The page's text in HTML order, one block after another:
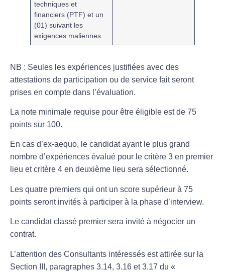
techniques et
financiers (PTF) et un
(01) suivant les
exigences maliennes.
NB : Seules les expériences justifiées avec des
attestations de participation ou de service fait seront
prises en compte dans l’évaluation.
La note minimale requise pour être éligible est de 75
points sur 100.
En cas d’ex-aequo, le candidat ayant le plus grand
nombre d’expériences évalué pour le critère 3 en premier
lieu et critère 4 en deuxième lieu sera sélectionné.
Les quatre premiers qui ont un score supérieur à 75
points seront invités à participer à la phase d’interview.
Le candidat classé premier sera invité à négocier un
contrat.
L’attention des Consultants intéressés est attirée sur la
Section III, paragraphes 3.14, 3.16 et 3.17 du «